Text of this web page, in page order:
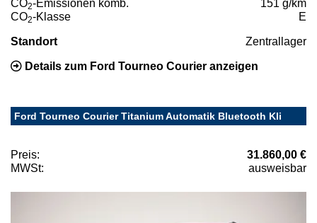
CO2-Emissionen komb.
151 g/km
CO2-Klasse E
Standort Zentrallager
Details zum Ford Tourneo Courier anzeigen
Ford Tourneo Courier Titanium Automatik Bluetooth Kli
Preis:
31.860,00 €
MWSt:
ausweisbar